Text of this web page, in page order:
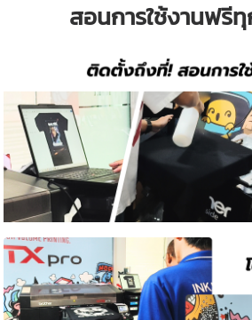
สอนการใช้งานฟรี